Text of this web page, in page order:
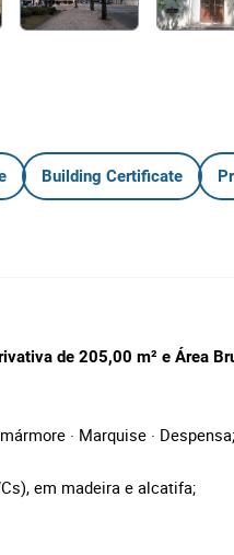
Building Certificate
de 205,00 m² e Área
· Marquise · Despensa;
em madeira e alcatifa;